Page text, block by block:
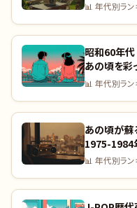
すか？｜全
📊 年代別ラン
昭和60年代
あの頃を彩
📊 年代別ラン
あの頃が蘇
1975-1984
📊 年代別ラン